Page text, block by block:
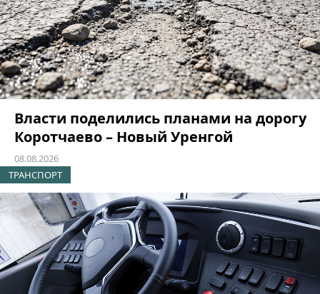
Власти поделились планами на дорогу
Коротчаево – Новый Уренгой
08.08.2026
ТРАНСПОРТ